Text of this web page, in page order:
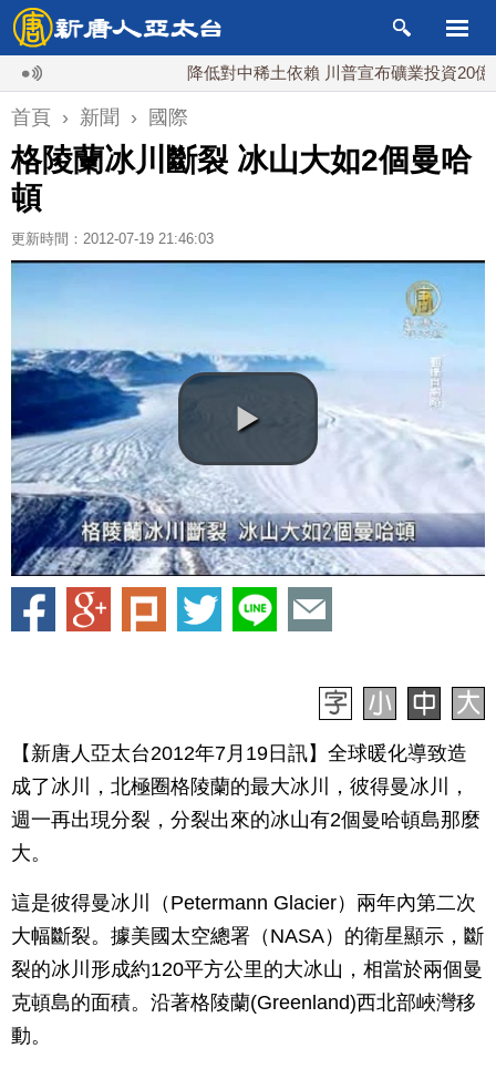
降低對中稀土依賴 川普宣布礦業投資20億美元
首頁 › 新聞 › 國際
格陵蘭冰川斷裂 冰山大如2個曼哈
頓
更新時間：2012-07-19 21:46:03
【新唐人亞太台2012年7月19日訊】全球暖化導致造
成了冰川，北極圈格陵蘭的最大冰川，彼得曼冰川，
週一再出現分裂，分裂出來的冰山有2個曼哈頓島那麼
大。
這是彼得曼冰川（Petermann Glacier）兩年內第二次
大幅斷裂。據美國太空總署（NASA）的衛星顯示，斷
裂的冰川形成約120平方公里的大冰山，相當於兩個曼
克頓島的面積。沿著格陵蘭(Greenland)西北部峽灣移
動。